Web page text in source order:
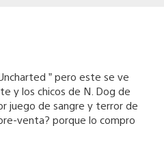
” pero este se ve
y los chicos de N. Dog de
juego de sangre y terror de
venta? porque lo compro